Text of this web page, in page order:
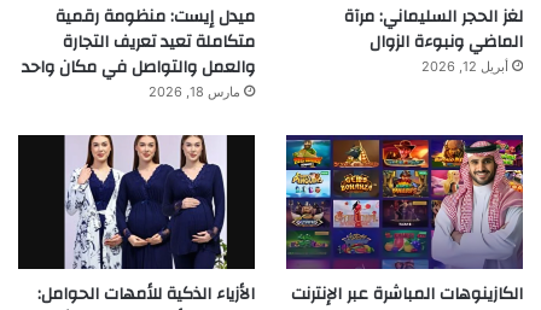
لغز الحجر السليماني: مرآة
الماضي ونبوءة الزوال
أبريل 12, 2026
ميدل إيست: منظومة رقمية
متكاملة تعيد تعريف التجارة
والعمل والتواصل في مكان واحد
مارس 18, 2026
الكازينوهات المباشرة عبر الإنترنت
الأزياء الذكية للأمهات الحوامل: